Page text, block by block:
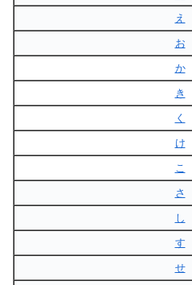
え
お
か
き
く
け
こ
さ
し
す
せ